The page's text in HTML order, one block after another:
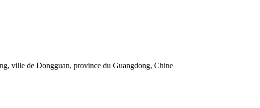
ville de Dongguan, province du Guangdong, Chine